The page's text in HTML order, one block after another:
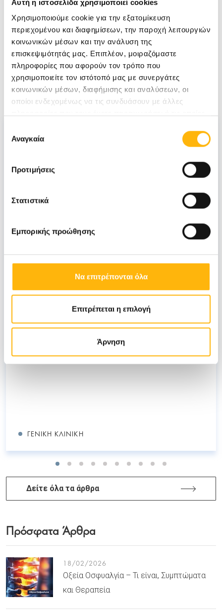
Αυτή η ιστοσελίδα χρησιμοποιεί cookies
Χρησιμοποιούμε cookie για την εξατομίκευση
περιεχομένου και διαφημίσεων, την παροχή λειτουργιών
κοινωνικών μέσων και την ανάλυση της
επισκεψιμότητάς μας. Επιπλέον, μοιραζόμαστε
πληροφορίες που αφορούν τον τρόπο που
χρησιμοποιείτε τον ιστότοπό μας με συνεργάτες
κοινωνικών μέσων, διαφήμισης και αναλύσεων, οι
οποίοι ενδεχομένως να τις συνδυάσουν με άλλες
των υπηρεσιών τους.
συγκατάθεσης
Αναγκαία
Προτιμήσεις
Στατιστικά
Εμπορικής προώθησης
Να επιτρέπονται όλα
Επιτρέπεται η επιλογή
Άρνηση
ΜΠΙΖΑΝΗ ΑΝΝΑ
ΔΕΡΜΑΤΟΛΟΓΟΣ-ΑΦΡΟΔΙΣΙΟΛΟΓΟΣ
Δείτε κι άλλα άρθρα του ιατρού
Σχετικά Άρθρα
ΠΝΕΥΜΑΤΙΚΟΣ ΣΠΥΡΙΔΩΝ
18/02/2026
Οξεία Οσφυαλγία – Τι είναι,
Συμπτώματα και Θεραπεία
ΓΕΝΙΚΉ ΚΛΙΝΙΚΉ
Δείτε όλα τα άρθρα
Πρόσφατα Άρθρα
18/02/2026
Οξεία Οσφυαλγία – Τι είναι, Συμπτώματα
και Θεραπεία